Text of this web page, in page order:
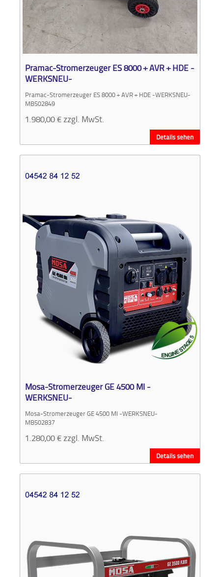
Sonstiges
Sonderaktionen
Aktionen
und
Angebote
Anfahrt
Pramac-Stromerzeuger ES 8000 + AVR + HDE -
WERKSNEU-
Pramac-Stromerzeuger ES 8000 + AVR + HDE -WERKSNEU-
MB502849
1.980,00€ zzgl. MwSt.
Details sehen
Mosa-Stromerzeuger GE 4500 MI -
WERKSNEU-
Mosa-Stromerzeuger GE 4500 MI -WERKSNEU-
MB502837
1.280,00€ zzgl. MwSt.
Details sehen